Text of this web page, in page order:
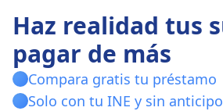
Haz realidad tus
pagar de más
Compara gratis tu préstamo
Solo con tu INE y sin